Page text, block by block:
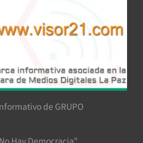
de GRUPO
Hay Democracia"